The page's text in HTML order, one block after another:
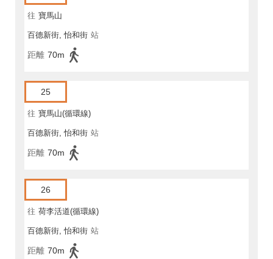
往 寶馬山
百德新街, 怡和街 站
距離 70m
25
往 寶馬山(循環線)
百德新街, 怡和街 站
距離 70m
26
往 荷李活道(循環線)
百德新街, 怡和街 站
距離 70m